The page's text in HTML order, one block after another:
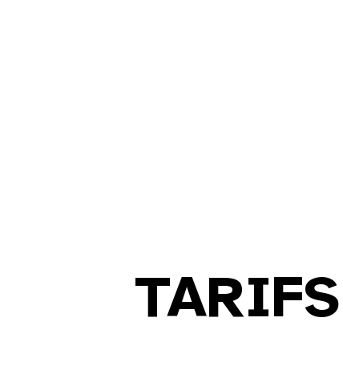
TARIFS